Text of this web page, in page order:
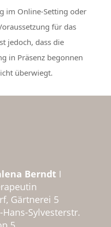
im Online-Setting oder
für das
jedoch, dass die
in Präsenz begonnen
überwiegt.
Berndt I
Gärtnerei 5
Sylvesterstr.